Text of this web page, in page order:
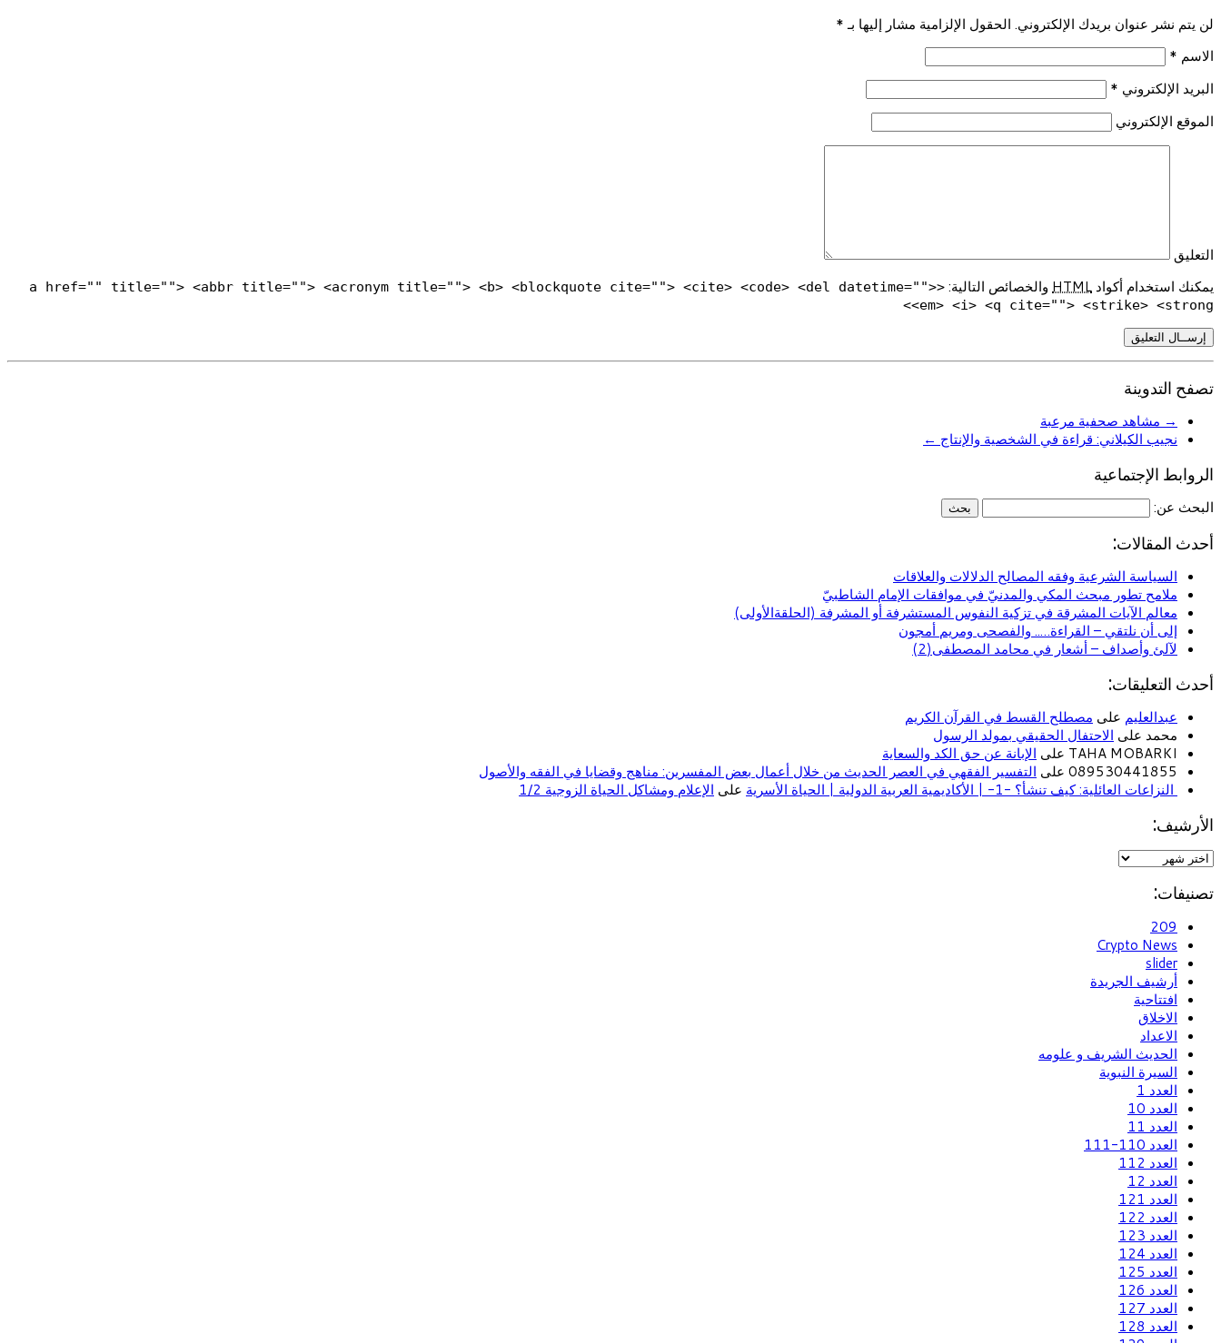
لن يتم نشر عنوان بريدك الإلكتروني. الحقول الإلزامية مشار إليها بـ*
الاسم *
البريد الإلكتروني *
الموقع الإلكتروني
التعليق
يمكنك استخدام أكواد HTML والخصائص التالية:
<a href="" title=""> <abbr title=""> <acronym title=""> <b> <blockquote cite=""> <cite> <code> <del datetime="">
<em> <i> <q cite=""> <strike> <strong>
تصفح التدوينة
→ مشاهد صحفية مرعبة
نجيب الكيلاني: قراءة في الشخصية والإنتاج ←
الروابط الإجتماعية
البحث عن:
أحدث المقالات:
السياسة الشرعية وفقه المصالح الدلالات والعلاقات
ملامح تطور مبحث المكي والمدنيّ في موافقات الإمام الشاطبيّ
معالم الآيات المشرقة في تزكية النفوس المستشرفة أو المشرفة (الحلقةالأولى)
إلى أن نلتقي – القراءة….. والفصحى ومريم أمجون
لآلئ وأصداف – أشعار في محامد المصطفى(2)
أحدث التعليقات:
عبدالعليم على مصطلح القسط في القرآن الكريم
محمد على الاحتفال الحقيقي بمولد الرسول
TAHA MOBARKI على
الإبانة عن حق الكد والسعاية
089530441855 على
التفسير الفقهي في العصر الحديث من خلال أعمال بعض المفسرين: مناهج وقضايا في الفقه والأصول
النزاعات العائلية: كيف تنشأ؟ -1- | الأكاديمية العربية الدولية | الحياة الأسرية
على الإعلام ومشاكل الحياة الزوجية 1/2
الأرشيف:
تصنيفات:
209
Crypto News
slider
أرشيف الجريدة
افتتاحية
الاخلاق
الاعداد
الحديث الشريف و علومه
السيرة النبوية
العدد 1
العدد 10
العدد 11
العدد 110-111
العدد 112
العدد 12
العدد 121
العدد 122
العدد 123
العدد 124
العدد 125
العدد 126
العدد 127
العدد 128